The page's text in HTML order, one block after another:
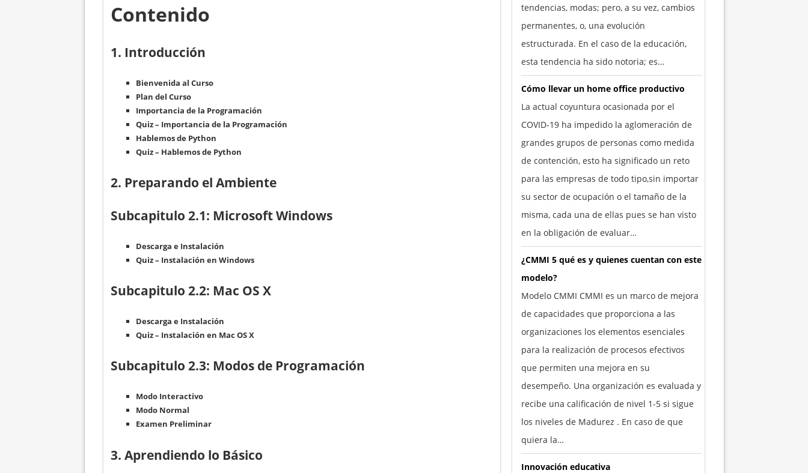
Contenido
1. Introducción
Bienvenida al Curso
Plan del Curso
Importancia de la Programación
Quiz – Importancia de la Programación
Hablemos de Python
Quiz – Hablemos de Python
2. Preparando el Ambiente
Subcapitulo 2.1: Microsoft Windows
Descarga e Instalación
Quiz – Instalación en Windows
Subcapitulo 2.2: Mac OS X
Descarga e Instalación
Quiz – Instalación en Mac OS X
Subcapitulo 2.3: Modos de Programación
Modo Interactivo
Modo Normal
Examen Preliminar
3. Aprendiendo lo Básico
tendencias, modas; pero, a su vez, cambios
permanentes, o, una evolución
estructurada. En el caso de la educación,
esta tendencia ha sido notoria; es…
Cómo llevar un home office productivo
La actual coyuntura ocasionada por el
COVID-19 ha impedido la aglomeración de
grandes grupos de personas como medida
de contención, esto ha significado un reto
para las empresas de todo tipo,sin importar
su sector de ocupación o el tamaño de la
misma, cada una de ellas pues se han visto
en la obligación de evaluar…
¿CMMI 5 qué es y quienes cuentan con este
modelo?
Modelo CMMI CMMI es un marco de mejora
de capacidades que proporciona a las
organizaciones los elementos esenciales
para la realización de procesos efectivos
que permiten una mejora en su
desempeño. Una organización es evaluada y
recibe una calificación de nivel 1-5 si sigue
los niveles de Madurez . En caso de que
quiera la…
Innovación educativa